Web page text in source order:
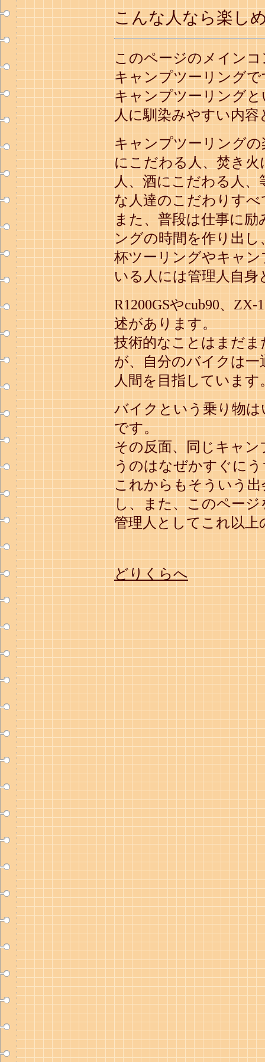
こんな人なら楽し
このページのメイン
キャンプツーリングで
キャンプツーリング
人に馴染みやすい内
キャンプツーリング
にこだわる人、焚き
人、酒にこだわる人
な人達のこだわりす
また、普段は仕事に
ングの時間を作り出
杯ツーリングやキャ
いる人には管理人自
R1200GSやcub90、
述があります。
技術的なことはまだ
が、自分のバイクは
人間を目指しています
バイクという乗り物
です。
その反面、同じキャ
うのはなぜかすぐに
これからもそういう
し、また、このペー
管理人としてこれ以
どりくらへ